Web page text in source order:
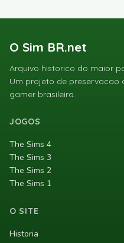
O Sim BR.net
Arquivo historico do maior
Um projeto de preservacao
gamer brasileira.
JOGOS
The Sims 4
The Sims 3
The Sims 2
The Sims 1
O SITE
Historia